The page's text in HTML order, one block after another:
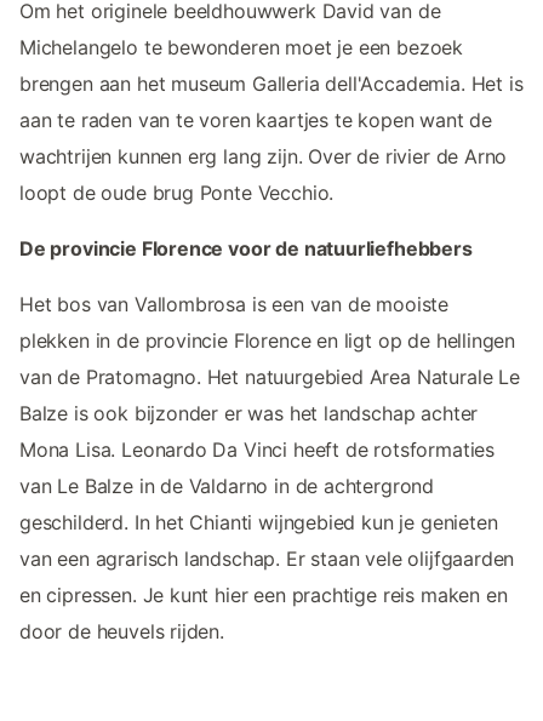
Om het originele beeldhouwwerk David van de
Michelangelo te bewonderen moet je een bezoek
brengen aan het museum Galleria dell'Accademia. Het is
aan te raden van te voren kaartjes te kopen want de
wachtrijen kunnen erg lang zijn. Over de rivier de Arno
loopt de oude brug Ponte Vecchio.
De provincie Florence voor de natuurliefhebbers
Het bos van Vallombrosa is een van de mooiste
plekken in de provincie Florence en ligt op de hellingen
van de Pratomagno. Het natuurgebied Area Naturale Le
Balze is ook bijzonder er was het landschap achter
Mona Lisa. Leonardo Da Vinci heeft de rotsformaties
van Le Balze in de Valdarno in de achtergrond
geschilderd. In het Chianti wijngebied kun je genieten
van een agrarisch landschap. Er staan vele olijfgaarden
en cipressen. Je kunt hier een prachtige reis maken en
door de heuvels rijden.